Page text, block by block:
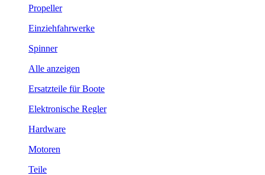
Propeller
Einziehfahrwerke
Spinner
Alle anzeigen
Ersatzteile für Boote
Elektronische Regler
Hardware
Motoren
Teile